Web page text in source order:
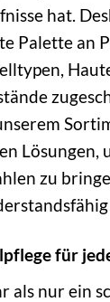
hat.
Palette an
Lösungen,
zu
für
als nur ein